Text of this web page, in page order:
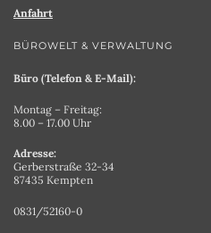
Anfahrt
BÜROWELT & VERWALTUNG
Büro (Telefon & E-Mail):
Montag – Freitag:
8.00 – 17.00 Uhr
Adresse:
Gerberstraße 32-34
87435 Kempten
0831/52160-0